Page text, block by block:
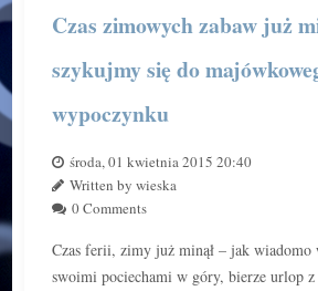
Czas zimowych zabaw już
szykujmy się do
wypoczynku
środa, 01 kwietnia 2015 20:40
Written by wieska
0 Comments
Czas ferii, zimy już minął – jak wiadomo
swoimi pociechami w góry, bierze urlop